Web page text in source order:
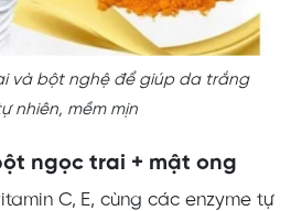
và bột nghệ để giúp da trắng
nhiên, mềm mịn
ngọc trai + mật ong
C, E, cùng các enzyme tự